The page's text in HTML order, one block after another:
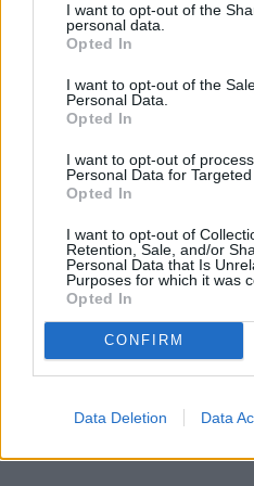
I want to opt-out of the
personal data.
Opted In
I want to opt-out of the
Personal Data.
Opted In
I want to opt-out of
Personal Data for Targeted
Opted In
I want to opt-out of
Retention, Sale, and/or
Personal Data that Is
Purposes for which it was
Opted In
CONFIRM
Data Deletion Data
których tyle osób
numery
Ponad 360 000 numerów
2026 roku w sieciach
zyskał Orange.
kolejny znalazł się na
zestawienia. Co sprawia,
wyborem?